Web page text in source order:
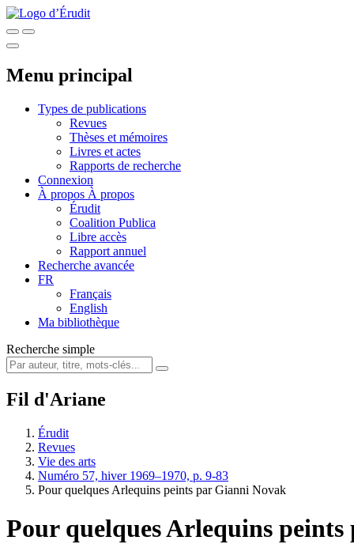
Menu principal
Types de publications
Revues
Thèses et mémoires
Livres et actes
Rapports de recherche
Connexion
À propos À propos
Érudit
Coalition Publica
Libre accès
Rapport annuel
Recherche avancée
FR
Français
English
Ma bibliothèque
Recherche simple
Fil d'Ariane
Érudit
Revues
Vie des arts
Numéro 57, hiver 1969–1970, p. 9-83
Pour quelques Arlequins peints par Gianni Novak
Pour quelques Arlequins